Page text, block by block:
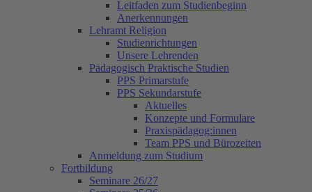
Leitfaden zum Studienbeginn
Anerkennungen
Lehramt Religion
Studienrichtungen
Unsere Lehrenden
Pädagogisch Praktische Studien
PPS Primarstufe
PPS Sekundarstufe
Aktuelles
Konzepte und Formulare
Praxispädagog:innen
Team PPS und Bürozeiten
Anmeldung zum Studium
Fortbildung
Seminare 26/27